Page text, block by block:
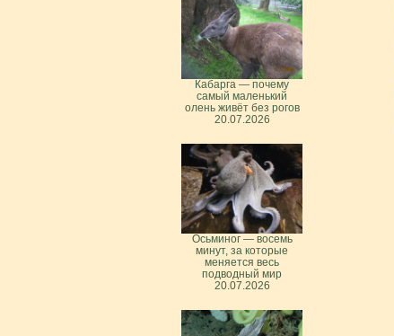
Кабарга — почему
самый маленький
олень живёт без рогов
20.07.2026
Осьминог — восемь
минут, за которые
меняется весь
подводный мир
20.07.2026